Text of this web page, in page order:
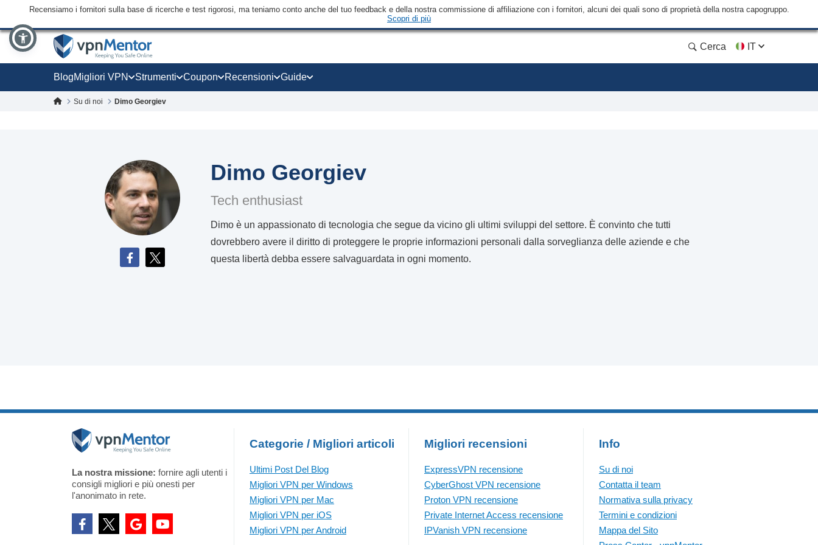
Recensiamo i fornitori sulla base di ricerche e test rigorosi, ma teniamo conto anche del tuo feedback e della nostra commissione di affiliazione con i fornitori, alcuni dei quali sono di proprietà della nostra capogruppo.
Scopri di più
Cerca IT
BlogMigliori VPN Strumenti Coupon Recensioni Guide
Su di noi Dimo Georgiev
Dimo Georgiev
Tech enthusiast
Dimo è un appassionato di tecnologia che segue da vicino gli ultimi sviluppi del settore. È convinto che tutti
dovrebbero avere il diritto di proteggere le proprie informazioni personali dalla sorveglianza delle aziende e che
questa libertà debba essere salvaguardata in ogni momento.
La nostra missione: fornire agli utenti i
consigli migliori e più onesti per
l'anonimato in rete.
Categorie / Migliori articoli
Ultimi Post Del Blog
Migliori VPN per Windows
Migliori VPN per Mac
Migliori VPN per iOS
Migliori VPN per Android
Migliori recensioni
ExpressVPN recensione
CyberGhost VPN recensione
Proton VPN recensione
Private Internet Access recensione
IPVanish VPN recensione
Info
Su di noi
Contatta il team
Normativa sulla privacy
Termini e condizioni
Mappa del Sito